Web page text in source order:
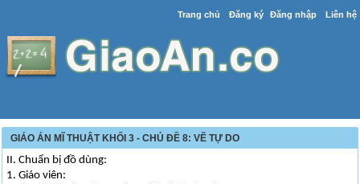
Trang chủ Đăng ký Đăng nhập Liên hệ
GIÁO ÁN MĨ THUẬT KHỐI 3 - CHỦ ĐỀ 8: VẼ TỰ DO
II. Chuẩn bị đồ dùng:
1. Giáo viên: